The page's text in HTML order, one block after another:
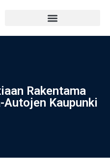
Rakentama
Kaupunki